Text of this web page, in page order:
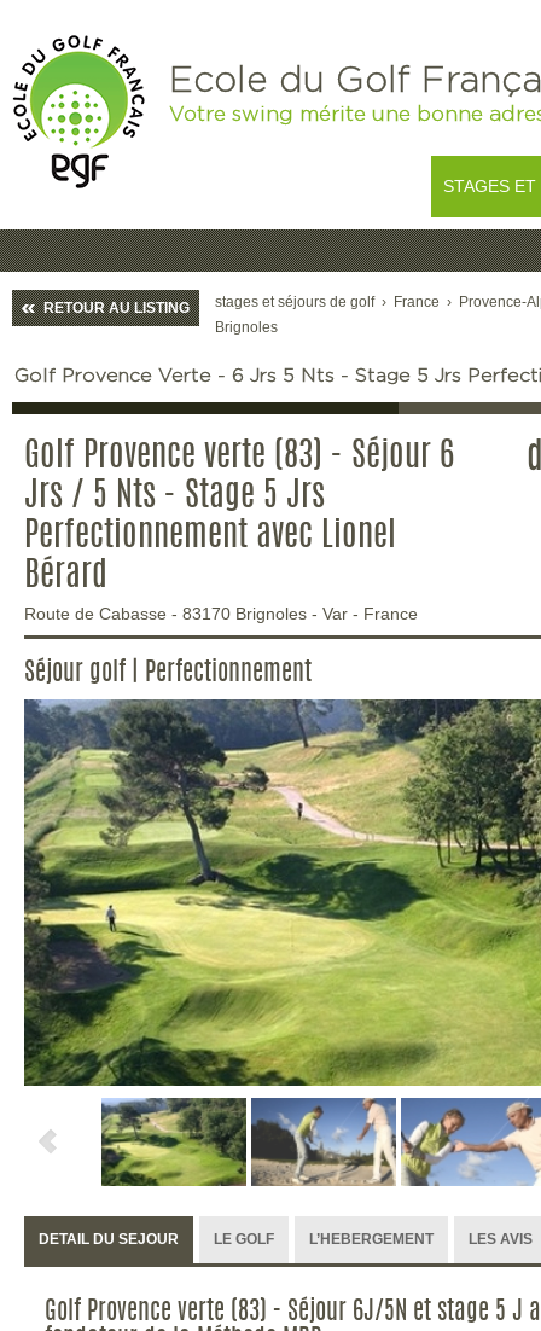
Ecole du Golf
Votre swing mérite une bonne
STAGES
RETOUR AU LISTING stages et séjours de golf › France › Provence-
Brignoles
Golf Provence Verte - 6 Jrs 5 Nts - Stage 5 Jrs
Golf Provence verte (83) - Séjour 6
Jrs / 5 Nts - Stage 5 Jrs
Perfectionnement avec Lionel
Bérard
Route de Cabasse - 83170 Brignoles - Var - France
Séjour golf | Perfectionnement
DETAIL DU SEJOUR LE GOLF L’HEBERGEMENT LES AVIS
Golf Provence verte (83) - Séjour 6J/5N et stage 5 J